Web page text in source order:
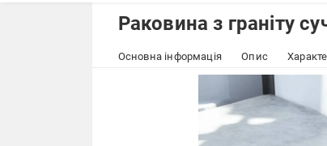
Раковина з граніту
Основна інформація Опис